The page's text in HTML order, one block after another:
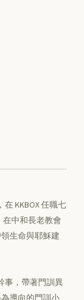
KKBOX 任職七
在中和長老教會
生命與耶穌建
事，帶著門訓異
導向的門訓小